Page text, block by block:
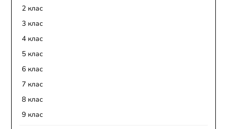
2 клас
3 клас
4 клас
5 клас
6 клас
7 клас
8 клас
9 клас